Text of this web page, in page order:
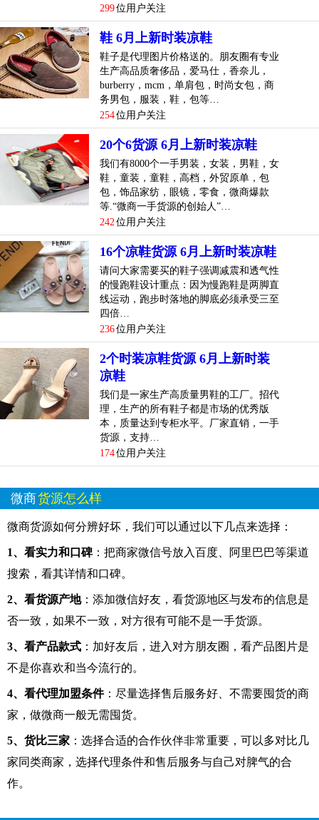
299位用户关注
鞋 6月上新时装凉鞋
鞋子是代理图片价格送的。朋友圈有专业
生产高品质奢侈品，爱马仕，香奈儿，
burberry，mcm，单肩包，时尚女包，商
务男包，服装，鞋，包等…
254位用户关注
20个6货源 6月上新时装凉鞋
我们有8000个一手男装，女装，男鞋，女
鞋，童装，童鞋，高档，外贸原单，包
包，饰品家纺，眼镜，零食，微商爆款
等.“微商一手货源的创始人”…
242 位用户关注
16个凉鞋货源 6月上新时装凉鞋
请问大家需要买的鞋子强调减震和透气性
的慢跑鞋设计重点：因为慢跑鞋是两脚直
线运动，跑步时落地的脚底必须承受三至
四倍…
236位用户关注
2个时装凉鞋货源 6月上新时装
凉鞋
我们是一家生产高质量男鞋的工厂。招代
理，生产的所有鞋子都是市场的优秀版
本，质量达到专柜水平。厂家直销，一手
货源，支持…
174位用户关注
微商货源怎么样
微商货源如何分辨好坏，我们可以通过以下几点来选择：
1、看实力和口碑：把商家微信号放入百度、阿里巴巴等渠道
搜索，看其详情和口碑。
2、看货源产地：添加微信好友，看货源地区与发布的信息是
否一致，如果不一致，对方很有可能不是一手货源。
3、看产品款式 ：加好友后，进入对方朋友圈，看产品图片是
不是你喜欢和当今流行的。
4、看代理加盟条件：尽量选择售后服务好、不需要囤货的商
家，做微商一般无需囤货。
5、货比三家 ：选择合适的合作伙伴非常重要，可以多对比几
家同类商家，选择代理条件和售后服务与自己对脾气的合
作。